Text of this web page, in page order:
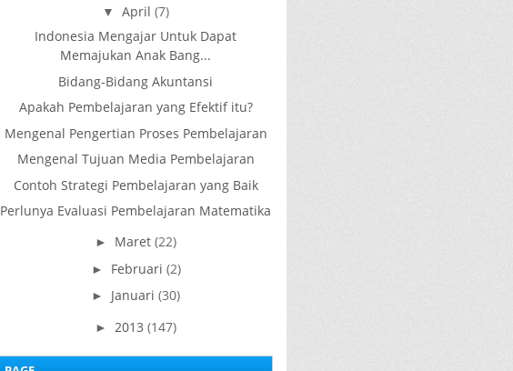
▼ April (7)
Indonesia Mengajar Untuk Dapat
Memajukan Anak Bang...
Bidang-Bidang Akuntansi
Apakah Pembelajaran yang Efektif itu?
Mengenal Pengertian Proses Pembelajaran
Mengenal Tujuan Media Pembelajaran
Contoh Strategi Pembelajaran yang Baik
Perlunya Evaluasi Pembelajaran Matematika
► Maret (22)
► Februari (2)
► Januari (30)
► 2013 (147)